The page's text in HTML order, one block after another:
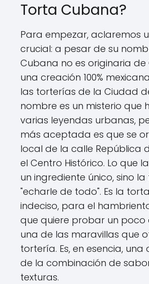
Torta Cubana?
Para empezar, aclaremos
crucial: a pesar de su
Cubana no es originaria de
una creación 100%
las torterías de la Ciudad
nombre es un misterio que
varias leyendas urbanas,
más aceptada es que se
local de la calle República
el Centro Histórico. Lo que
un ingrediente único, sino
"echarle de todo". Es la
indeciso, para el
que quiere probar un
una de las maravillas que
tortería. Es, en esencia,
de la combinación de
texturas.